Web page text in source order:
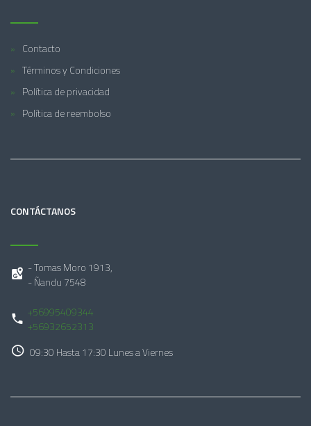
Contacto
Términos y Condiciones
Política de privacidad
Política de reembolso
CONTÁCTANOS
- Tomas Moro 1913,
- Ñandu 7548
+56995409344
+56932652313
09:30 Hasta 17:30 Lunes a Viernes